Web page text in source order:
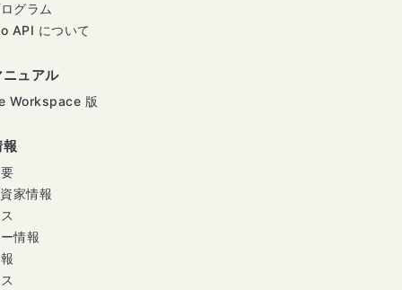
グラム
API について
ュアル
Workspace 版
家情報
情報